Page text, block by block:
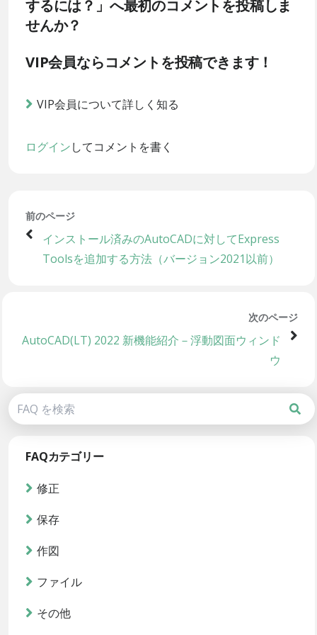
するには？」へ最初のコメントを投稿しま
せんか？
VIP会員ならコメントを投稿できます！
VIP会員について詳しく知る
ログインしてコメントを書く
前のページ
インストール済みのAutoCADに対してExpress
Toolsを追加する方法（バージョン2021以前）
次のページ
AutoCAD(LT) 2022 新機能紹介－浮動図面ウィンド
ウ
FAQカテゴリー
修正
保存
作図
ファイル
その他